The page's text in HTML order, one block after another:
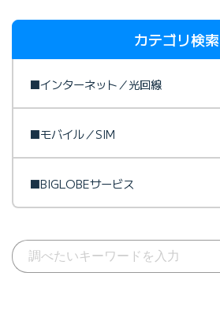
カテゴリ検索
■インターネット／光回線
■モバイル／SIM
■BIGLOBEサービス